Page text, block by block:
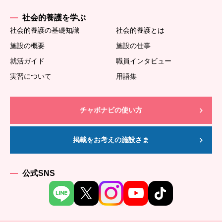
社会的養護を学ぶ
社会的養護の基礎知識
社会的養護とは
施設の概要
施設の仕事
就活ガイド
職員インタビュー
実習について
用語集
チャボナビの使い方
掲載をお考えの施設さま
公式SNS